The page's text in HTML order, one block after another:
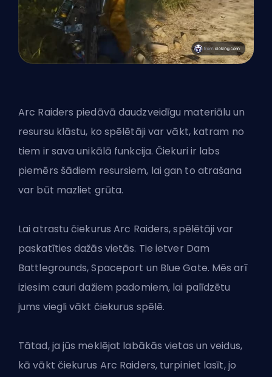
Arc Raiders piedāvā daudzveidīgu materiālu un
resursu klāstu, ko spēlētāji var vākt, katram no
tiem ir sava unikālā funkcija. Čiekuri ir labs
piemērs šādiem resursiem, lai gan to atrašana
var būt mazliet grūta.
Lai atrastu čiekurus Arc Raiders, spēlētāji var
paskatīties dažās vietās. Tie ietver Dam
Battlegrounds, Spaceport un Blue Gate. Mēs arī
iziesim cauri dažiem padomiem, lai palīdzētu
jums viegli vākt čiekurus spēlē.
Tātad, ja jūs meklējat labākās vietas un veidus,
kā vākt čiekurus Arc Raiders, turpiniet lasīt, jo